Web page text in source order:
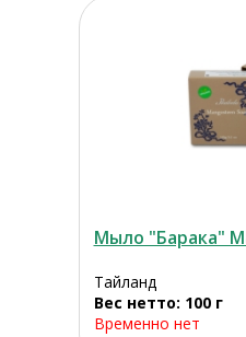
Мыло "Барака"
Тайланд
Вес нетто: 100 г
Временно нет